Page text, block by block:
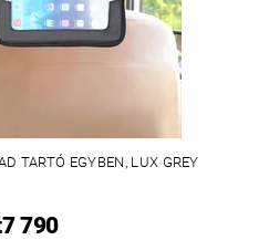
TARTÓ EGYBEN, LUX GREY
790